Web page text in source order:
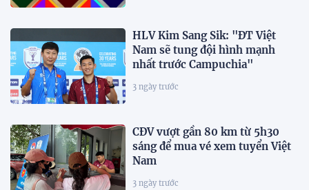
HLV Kim Sang Sik: "ĐT Việt
Nam sẽ tung đội hình mạnh
nhất trước Campuchia"
3 ngày trước
CĐV vượt gần 80 km từ 5h30
sáng để mua vé xem tuyển Việt
Nam
3 ngày trước